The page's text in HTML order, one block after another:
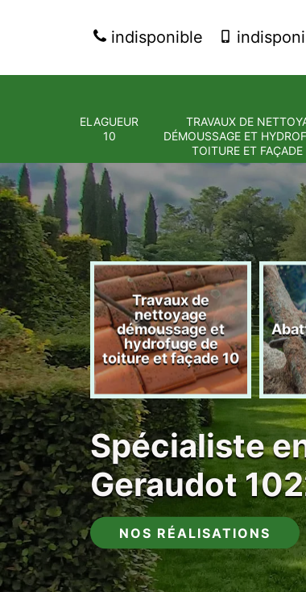
indisponible
ELAGUEUR
10
TRAVAUX DE
DÉMOUSSAGE ET
TOITURE ET FAÇADE
10
Travaux de
nettoyage
démoussage et
hydrofuge de
toiture et façade 10
Spécialiste
Geraudot
NOS RÉALISATIONS